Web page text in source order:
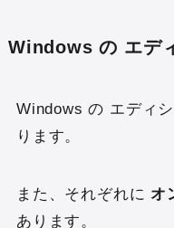
Windows の エデ
Windows の エディ
ります。
また、それぞれに オ
あります。